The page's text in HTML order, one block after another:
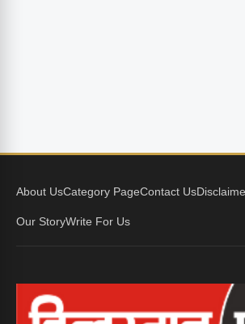
About UsCategory PageContact Us
Our StoryWrite For Us